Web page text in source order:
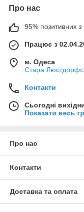
Про нас
95% позитивних з
Працює з
м. Одеса
Стара
Контакти
Сьогодні
Показати весь
Про нас
Контакти
Доставка та оплата